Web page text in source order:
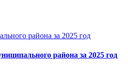
района за 2025 год
района за 2025 год